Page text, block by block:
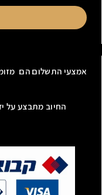
אמצעי התשלום הם
החיוב מתבצע על